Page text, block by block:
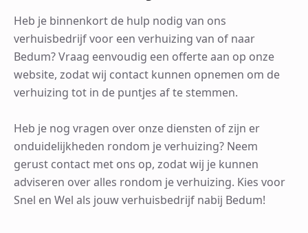
Heb je binnenkort de hulp nodig van ons
verhuisbedrijf voor een verhuizing van of naar
Bedum? Vraag eenvoudig een offerte aan op onze
website, zodat wij contact kunnen opnemen om de
verhuizing tot in de puntjes af te stemmen.
Heb je nog vragen over onze diensten of zijn er
onduidelijkheden rondom je verhuizing? Neem
gerust contact met ons op, zodat wij je kunnen
adviseren over alles rondom je verhuizing. Kies voor
Snel en Wel als jouw verhuisbedrijf nabij Bedum!